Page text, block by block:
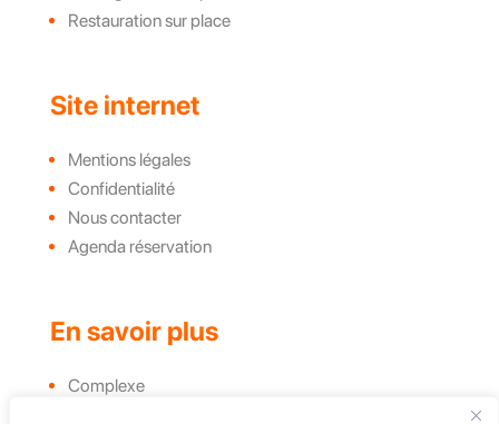
Restauration sur place
Site internet
Mentions légales
Confidentialité
Nous contacter
Agenda réservation
En savoir plus
Complexe